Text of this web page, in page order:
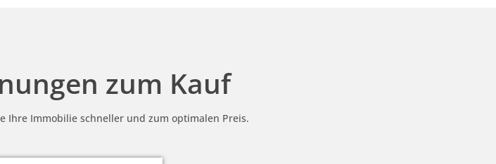
zum Kauf
Ihre Immobilie schneller und zum optimalen Preis.